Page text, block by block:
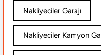
Nakliyeciler Garajı
Nakliyeciler Kamyon